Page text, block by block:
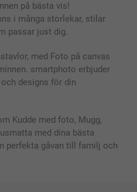
på bästa vis!
i många storlekar, stilar
passar just dig.
med Foto på canvas
smartphoto erbjuder
designs för din
Kudde med foto, Mugg,
med dina bästa
perfekta gåvan till familj och